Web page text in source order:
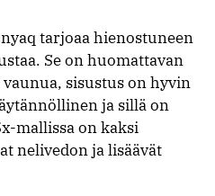
tarjoaa hienostuneen
Se on huomattavan
vaunua, sisustus on hyvin
ja sillä on
mallissa on kaksi
nelivedon ja lisäävät